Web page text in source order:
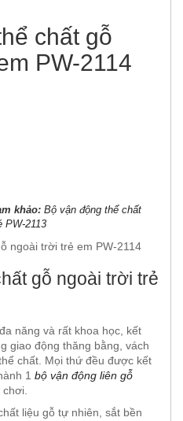
chất gỗ
PW-2114
khảo: Bộ vận động thể chất
PW-2113
gỗ ngoài trời trẻ
năng và rất khoa học, kết
giao động thăng bằng, vách
chất. Mọi thứ đều được kết
1 bộ vận động liên gỗ
liệu gỗ tự nhiên, sắt bền